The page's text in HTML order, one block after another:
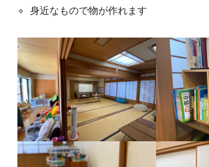
身近なもので物が作れます